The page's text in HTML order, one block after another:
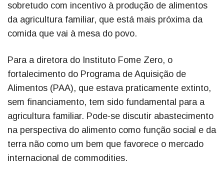
sobretudo com incentivo à produção de alimentos
da agricultura familiar, que está mais próxima da
comida que vai à mesa do povo.
Para a diretora do Instituto Fome Zero, o
fortalecimento do Programa de Aquisição de
Alimentos (PAA), que estava praticamente extinto,
sem financiamento, tem sido fundamental para a
agricultura familiar. Pode-se discutir abastecimento
na perspectiva do alimento como função social e da
terra não como um bem que favorece o mercado
internacional de commodities.